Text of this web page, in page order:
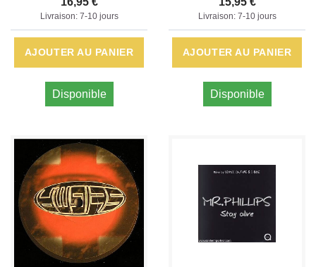
Livraison: 7-10 jours
AJOUTER AU PANIER
Disponible
Livraison: 7-10 jours
AJOUTER AU PANIER
Disponible